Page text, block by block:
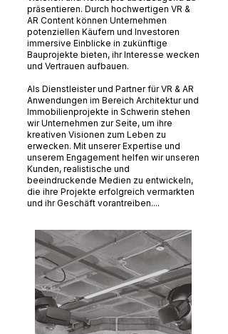
präsentieren. Durch hochwertigen VR &
AR Content können Unternehmen
potenziellen Käufern und Investoren
immersive Einblicke in zukünftige
Bauprojekte bieten, ihr Interesse wecken
und Vertrauen aufbauen.
Als Dienstleister und Partner für VR & AR
Anwendungen im Bereich Architektur und
Immobilienprojekte in Schwerin stehen
wir Unternehmen zur Seite, um ihre
kreativen Visionen zum Leben zu
erwecken. Mit unserer Expertise und
unserem Engagement helfen wir unseren
Kunden, realistische und
beeindruckende Medien zu entwickeln,
die ihre Projekte erfolgreich vermarkten
und ihr Geschäft vorantreiben....